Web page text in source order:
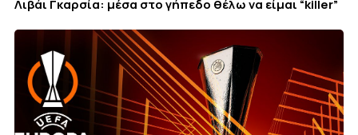
Λιβάι Γκαρσία: μέσα στο γήπεδο θέλω να είμαι “killer”